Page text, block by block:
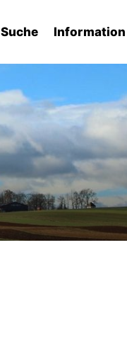
Suche Information